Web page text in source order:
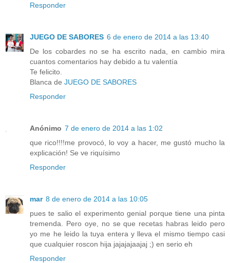
Responder
JUEGO DE SABORES 6 de enero de 2014 a las 13:40
De los cobardes no se ha escrito nada, en cambio mira
cuantos comentarios hay debido a tu valentía
Te felicito.
Blanca de JUEGO DE SABORES
Responder
Anónimo 7 de enero de 2014 a las 1:02
que rico!!!!me provocó, lo voy a hacer, me gustó mucho la
explicación! Se ve riquísimo
Responder
mar 8 de enero de 2014 a las 10:05
pues te salio el experimento genial porque tiene una pinta
tremenda. Pero oye, no se que recetas habras leido pero
yo me he leido la tuya entera y lleva el mismo tiempo casi
que cualquier roscon hija jajajajaajaj ;) en serio eh
Responder